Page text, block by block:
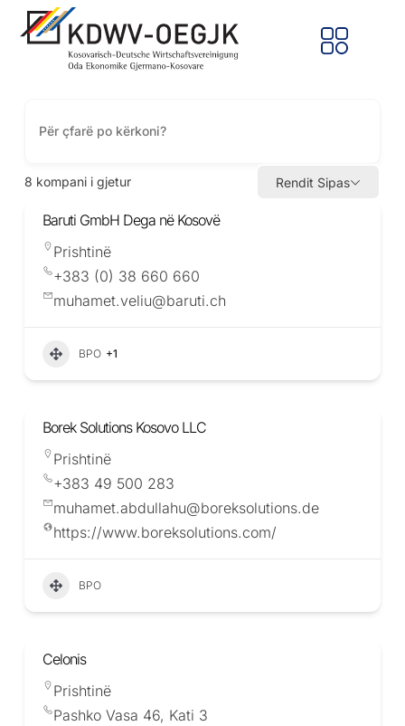
8 kompani i gjetur Rendit Sipas
Baruti GmbH Dega në Kosovë
Prishtinë
+383 (0) 38 660 660
muhamet.veliu@baruti.ch
BPO +1
Borek Solutions Kosovo LLC
Prishtinë
+383 49 500 283
muhamet.abdullahu@boreksolutions.de
https://www.boreksolutions.com/
BPO
Celonis
Prishtinë
Pashko Vasa 46, Kati 3